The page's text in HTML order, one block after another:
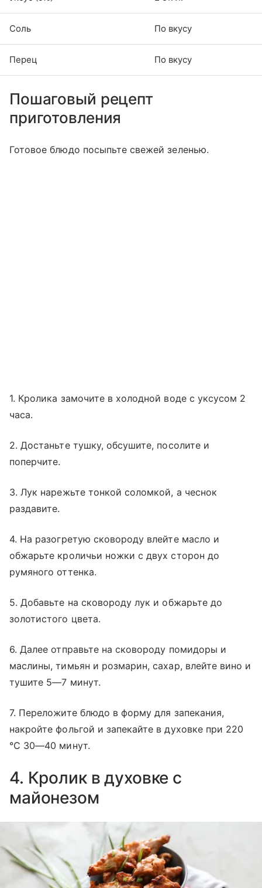
Соль По вкусу
Перец По вкусу
Пошаговый рецепт
приготовления
Готовое блюдо посыпьте свежей зеленью.
1. Кролика замочите в холодной воде с уксусом 2
часа.
2. Достаньте тушку, обсушите, посолите и
поперчите.
3. Лук нарежьте тонкой соломкой, а чеснок
раздавите.
4. На разогретую сковороду влейте масло и
обжарьте кроличьи ножки с двух сторон до
румяного оттенка.
5. Добавьте на сковороду лук и обжарьте до
золотистого цвета.
6. Далее отправьте на сковороду помидоры и
маслины, тимьян и розмарин, сахар, влейте вино и
тушите 5—7 минут.
7. Переложите блюдо в форму для запекания,
накройте фольгой и запекайте в духовке при 220
°C 30—40 минут.
4. Кролик в духовке с
майонезом